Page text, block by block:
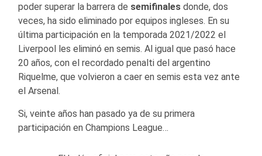
poder superar la barrera de semifinales donde, dos
veces, ha sido eliminado por equipos ingleses. En su
última participación en la temporada 2021/2022 el
Liverpool les eliminó en semis. Al igual que pasó hace
20 años, con el recordado penalti del argentino
Riquelme, que volvieron a caer en semis esta vez ante
el Arsenal.
Si, veinte años han pasado ya de su primera
participación en Champions League…